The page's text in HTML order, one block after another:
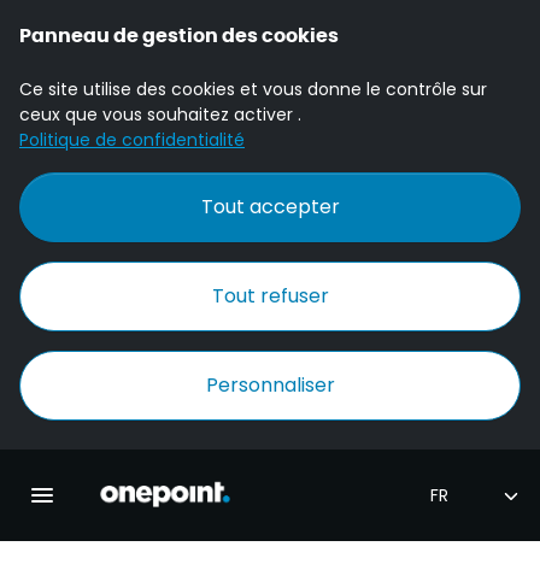
Panneau de gestion des cookies
Ce site utilise des cookies et vous donne le contrôle sur
ceux que vous souhaitez activer .
Politique de confidentialité
Tout accepter
Tout refuser
Personnaliser
Accueil Onepoint